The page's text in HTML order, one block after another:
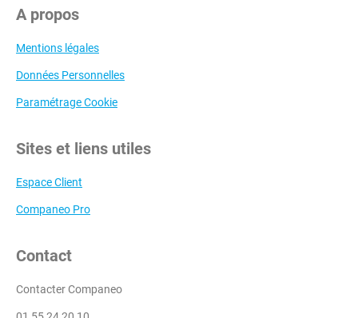
A propos
Mentions légales
Données Personnelles
Paramétrage Cookie
Sites et liens utiles
Espace Client
Companeo Pro
Contact
Contacter Companeo